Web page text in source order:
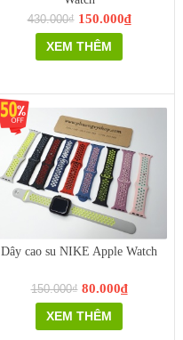
430.000₫ 150.000₫
XEM THÊM
Dây cao su NIKE Apple Watch
150.000₫ 80.000₫
XEM THÊM